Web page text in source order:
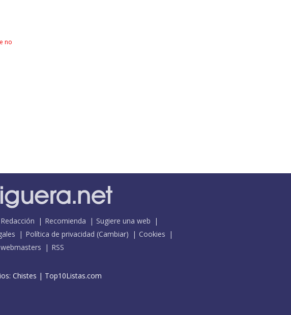
no
Redacción Recomienda
Sugiere una web
Política de privacidad (Cambiar)
Cookies
RSS
Chistes | Top10Listas.com